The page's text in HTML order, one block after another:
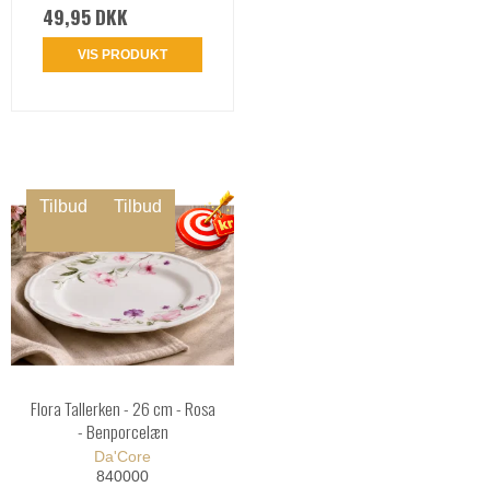
49,95 DKK
VIS PRODUKT
Tilbud Tilbud
Flora Tallerken - 26 cm - Rosa
- Benporcelæn
Da'Core
840000